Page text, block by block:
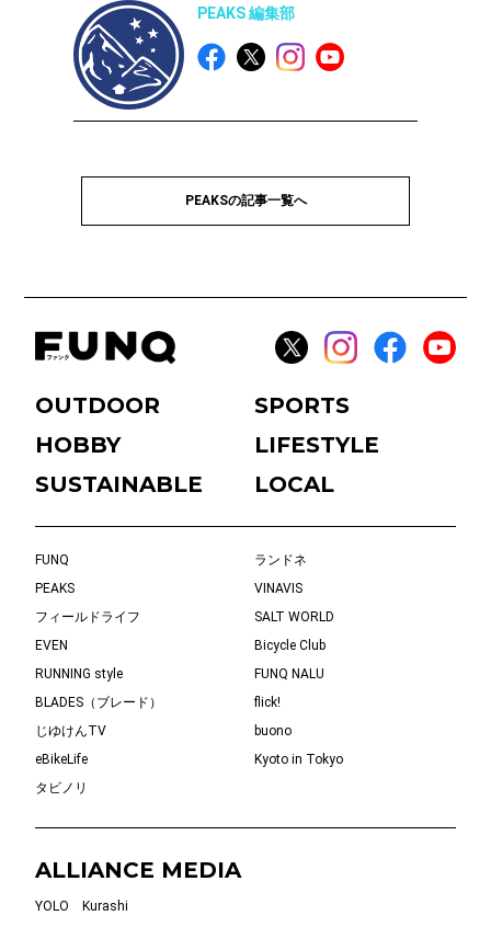
PEAKS 編集部
PEAKSの記事一覧へ
OUTDOOR
SPORTS
HOBBY
LIFESTYLE
SUSTAINABLE
LOCAL
FUNQ
ランドネ
PEAKS
VINAVIS
フィールドライフ
SALT WORLD
EVEN
Bicycle Club
RUNNING style
FUNQ NALU
BLADES（ブレード）
flick!
じゆけんTV
buono
eBikeLife
Kyoto in Tokyo
タビノリ
ALLIANCE MEDIA
YOLO Kurashi